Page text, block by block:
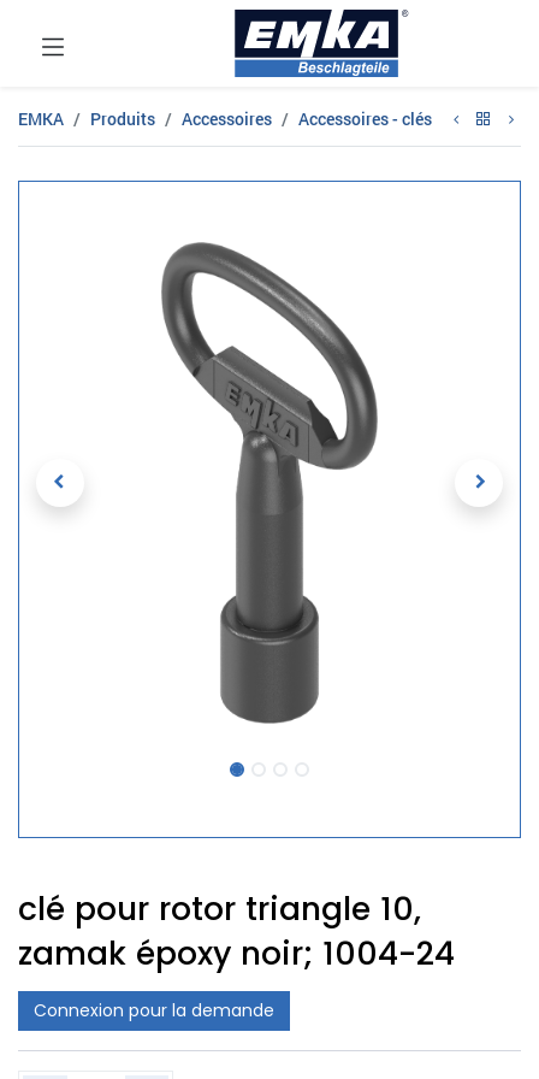
EMKA Produits Accessoires Accessoires - clés
clé pour rotor triangle 10,
zamak époxy noir; 1004-24
Connexion pour la demande